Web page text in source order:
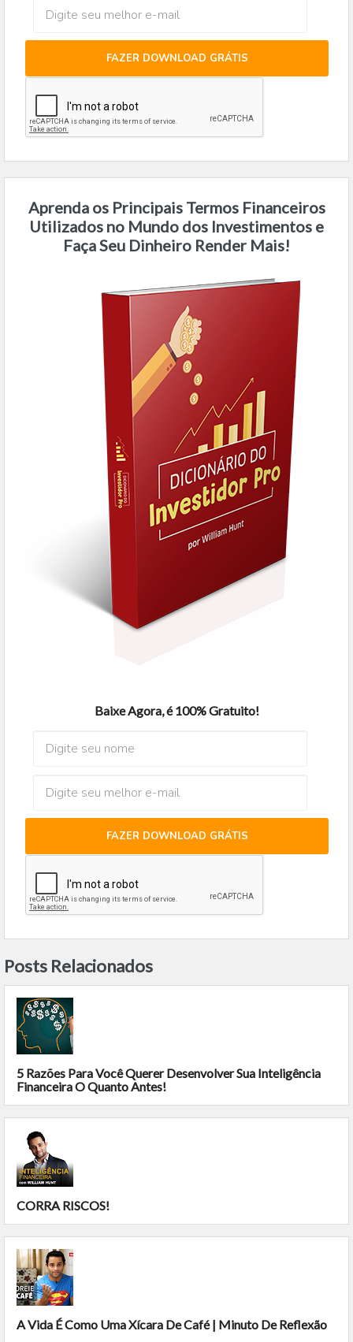
FAZER DOWNLOAD GRÁTIS
Aprenda os Principais Termos Financeiros
Utilizados no Mundo dos Investimentos e
Faça Seu Dinheiro Render Mais!
Baixe Agora, é 100% Gratuito!
FAZER DOWNLOAD GRÁTIS
Posts Relacionados
5 Razões Para Você Querer Desenvolver Sua Inteligência
Financeira O Quanto Antes!
CORRA RISCOS!
A Vida É Como Uma Xícara De Café | Minuto De Reflexão